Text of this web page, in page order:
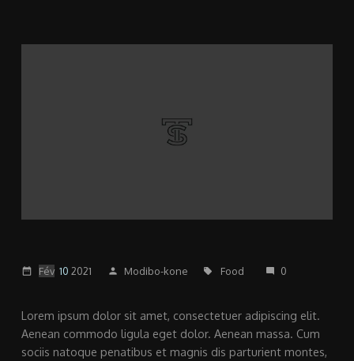
date_range Fév 10 2021 person Modibo-kone local_offer Food mode_comment 0
Lorem ipsum dolor sit amet, consectetuer adipiscing elit.
Aenean commodo ligula eget dolor. Aenean massa. Cum
sociis natoque penatibus et magnis dis parturient montes,